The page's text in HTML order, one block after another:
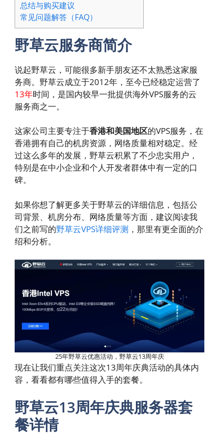
总结与购买建议
常见问题解答（FAQ）
野草云服务商简介
说起野草云，可能很多新手朋友还不太熟悉这家服
务商。野草云成立于2012年，至今已经稳定运营了
13年时间，是国内较早一批提供海外VPS服务的云
服务商之一。
这家公司主要专注于香港和美国地区的VPS服务，在
香港拥有自己的机房资源，网络质量相对稳定。经
过这么多年的发展，野草云积累了不少忠实用户，
特别是在中小企业和个人开发者群体中有一定的口
碑。
如果你想了解更多关于野草云的详细信息，包括公
司背景、机房分布、网络质量等方面，建议阅读我
们之前写的野草云VPS详细评测 ，那里有更全面的介
绍和分析。
25年野草云优惠活动，野草云13周年庆
现在让我们重点关注这次13周年庆典活动的具体内
容，看看都有哪些值得入手的套餐。
野草云13周年庆典服务器套
餐详情